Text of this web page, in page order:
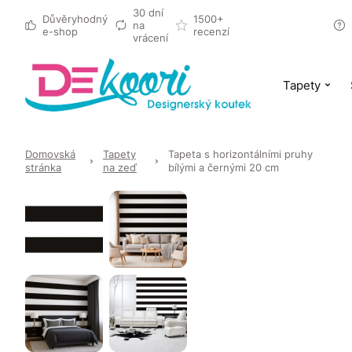
Důvěryhodný
e-shop
30 dní
na
vrácení
1500+
recenzí
Tapety
Domovská
stránka
Tapety
na zeď
Tapeta s horizontálními pruhy
bílými a černými 20 cm